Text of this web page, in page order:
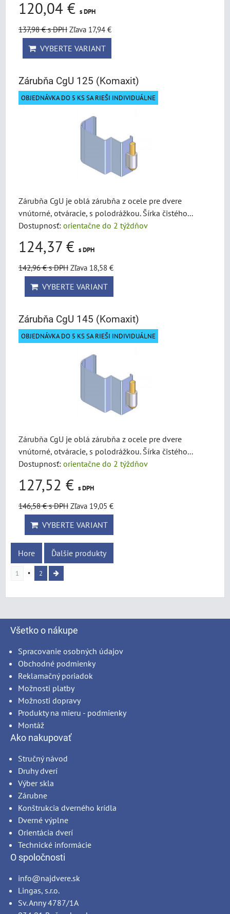
120,04 € s DPH
137,98 €s DPH Zľava 17,94 €
VYBERTE VARIANT
Zárubňa CgU 125 (Komaxit)
OBJEDNÁVKA DO 5 KS SA RIEŠI INDIVIDUÁLNE
Zárubňa CgU je oblá zárubňa z ocele pre dvere
vnútorné, otváracie, s polodrážkou. Šírka čistého...
Dostupnosť: orientačne do 2 týždňov
124,37 € s DPH
142,96 €s DPH Zľava 18,58 €
VYBERTE VARIANT
Zárubňa CgU 145 (Komaxit)
OBJEDNÁVKA DO 5 KS SA RIEŠI INDIVIDUÁLNE
Zárubňa CgU je oblá zárubňa z ocele pre dvere
vnútorné, otváracie, s polodrážkou. Šírka čistého...
Dostupnosť: orientačne do 2 týždňov
127,52 € s DPH
146,58 €s DPH Zľava 19,05 €
VYBERTE VARIANT
Hore Ďalšie produkty
1 2
Všetko o nákupe
Spracovanie osobných údajov
Obchodné podmienky
Reklamačný poriadok
Možnosti platby
Možnosti dopravy
Produkty na mieru - podmienky
Montáž
Ako nakupovať
Stručný návod
Druhy dverí
Výber skla
Zárubne
Konštrukcia dverného krídla
Dverné výplne
Orientácia dverí
Technické informácie
O spoločnosti
info@najdvere.sk
Lingas, s.r.o.
Sv. Anny 4787/1A